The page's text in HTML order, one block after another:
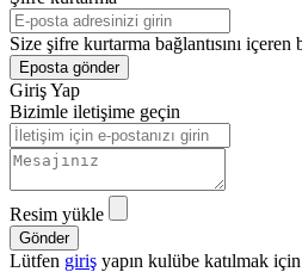
Size şifre kurtarma bağlantısını
Eposta gönder
Giriş Yap
Bizimle iletişime geçin
Resim yükle
Lütfen giriş yapın kulübe katılmak